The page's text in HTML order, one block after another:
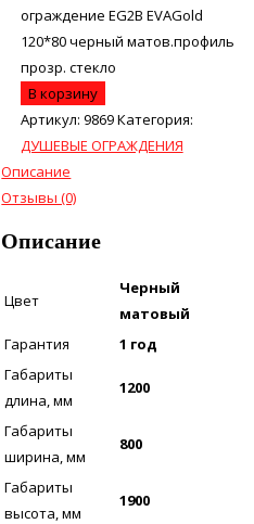
ограждение EG2B EVAGold
120*80 черный матов.профиль
прозр. стекло
В корзину
Артикул: 9869Категория:
ДУШЕВЫЕ ОГРАЖДЕНИЯ
Описание
Отзывы (0)
Описание
Цвет
Черный
матовый
Гарантия
1 год
Габариты
длина, мм
1200
Габариты
ширина, мм
800
Габариты
высота, мм
1900